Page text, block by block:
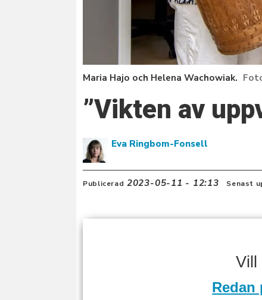
Maria Hajo och Helena Wachowiak.
”Vikten av
Eva Ringbom-Fonsell
Publicerad 2023-05-11 - 12:13 Senast
Vill
Redan